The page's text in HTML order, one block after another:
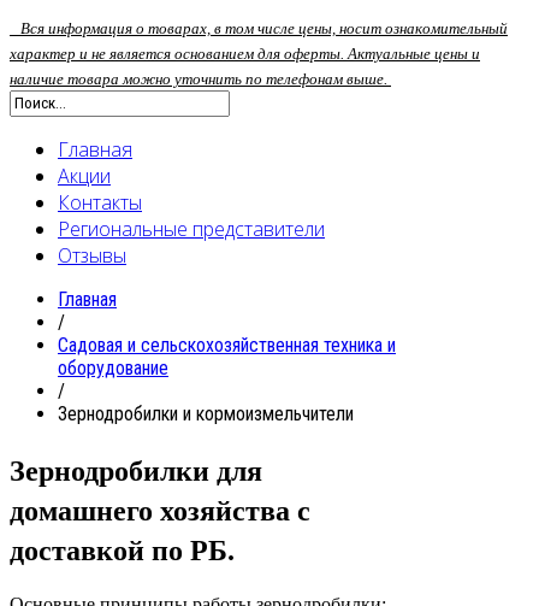
Вся информация о товарах, в том числе цены, носит ознакомительный
характер и не является основанием для оферты. Актуальные цены и
наличие товара можно уточнить по телефонам выше.
Главная
Акции
Контакты
Региональные представители
Отзывы
Главная
/
Садовая и сельскохозяйственная техника и
оборудование
/
Зернодробилки и кормоизмельчители
Зернодробилки для
домашнего хозяйства с
доставкой по РБ.